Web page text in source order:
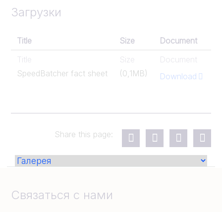
Загрузки
Title Size
Document
Title
SpeedBatcher fact sheet
Size
(0,1MB)
Document
Download
Share this page:
Связаться с нами